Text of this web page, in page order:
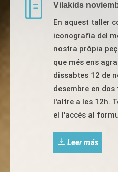
Vilakids
En aquest taller
iconografia del
nostra pròpia
que més ens
dissabtes 12 de
desembre en
l'altre a les 12h.
el l'accés al
Leer más